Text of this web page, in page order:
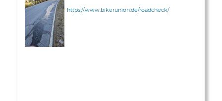
https://www.bikerunion.de/roadcheck/